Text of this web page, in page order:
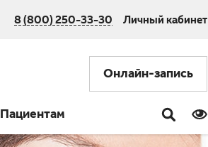
8 (800) 250-33-30 Личный кабинет
Онлайн-запись
Пациентам